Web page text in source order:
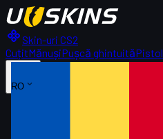
Skin-uri CS2
CuțitMănușiPușcă ghintuităPistol
RO